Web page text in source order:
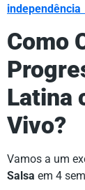
Como
Latina
Vivo?
Vamos a um
Salsa em 4